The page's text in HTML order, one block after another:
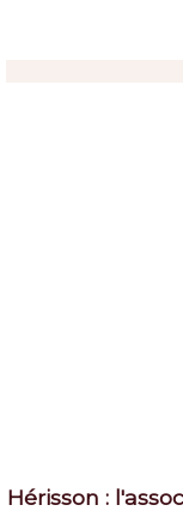
Hérisson :